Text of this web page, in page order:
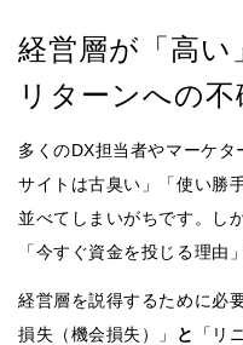
経営層が「高い
リターンへの
多くのDX担当者やマーケ
サイトは古臭い」「使い勝
並べてしまいがちです。し
「今すぐ資金を投じる理由
経営層を説得するために必
損失（機会損失）」
と
「リ